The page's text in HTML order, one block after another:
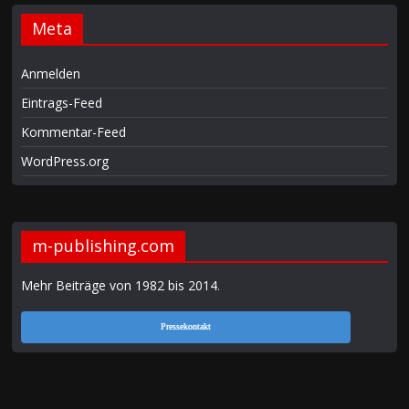
Meta
Anmelden
Eintrags-Feed
Kommentar-Feed
WordPress.org
m-publishing.com
Mehr Beiträge von 1982 bis 2014.
Pressekontakt